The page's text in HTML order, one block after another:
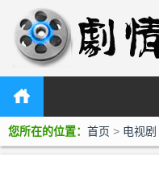
您所在的位置： 首页 > 电视剧